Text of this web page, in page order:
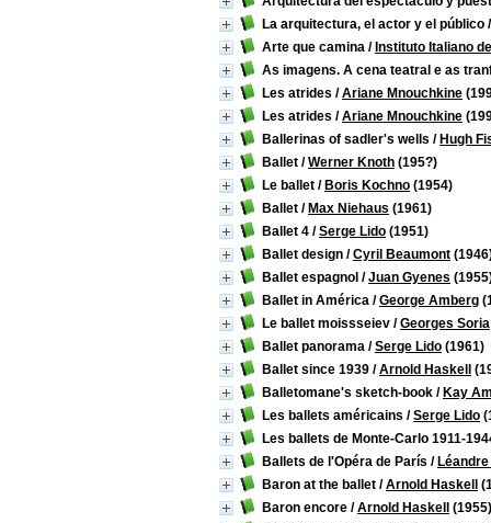
La arquitectura, el actor y el público
Arte que camina / Instituto Italiano
As imagens. A cena teatral e as
Les atrides /Ariane Mnouchkine
Les atrides /Ariane Mnouchkine
Ballerinas of sadler's wells / Hugh
Ballet /Werner Knoth (195?)
Le ballet / Boris Kochno (1954)
Ballet / Max Niehaus (1961)
Ballet 4 /Serge Lido (1951)
Ballet design /Cyril Beaumont
Ballet espagnol /Juan Gyenes
Ballet in América /George Amberg
Le ballet moissseiev /Georges Soria
Ballet panorama /Serge Lido (1961)
Ballet since 1939 /Arnold Haskell
Balletomane's sketch-book / Kay
Les ballets américains /Serge Lido
Les ballets de Monte-Carlo 1911-
Ballets de l'Opéra de París /
Baron at the ballet /Arnold Haskell
Baron encore /Arnold Haskell
(1955)